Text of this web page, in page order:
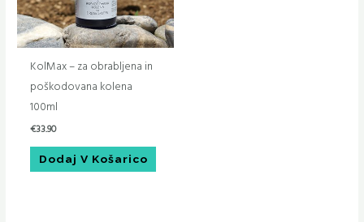
KolMax – za obrabljena in
poškodovana kolena
100ml
€33.90
Dodaj V Košarico